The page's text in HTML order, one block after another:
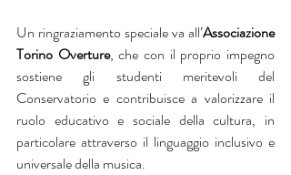
Un ringraziamento speciale va all’Associazione
Torino Overture, che con il proprio impegno
sostiene gli studenti meritevoli del
Conservatorio e contribuisce a valorizzare il
ruolo educativo e sociale della cultura, in
particolare attraverso il linguaggio inclusivo e
universale della musica.